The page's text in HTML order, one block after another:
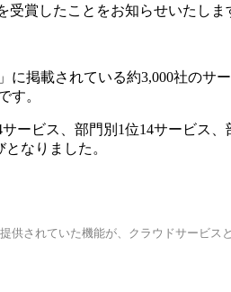
受賞したことをお知らせいたしま
に掲載されている約3,000社の
す。
ービス、部門別1位14サービス
なりました。
供されていた機能が、クラウドサービス